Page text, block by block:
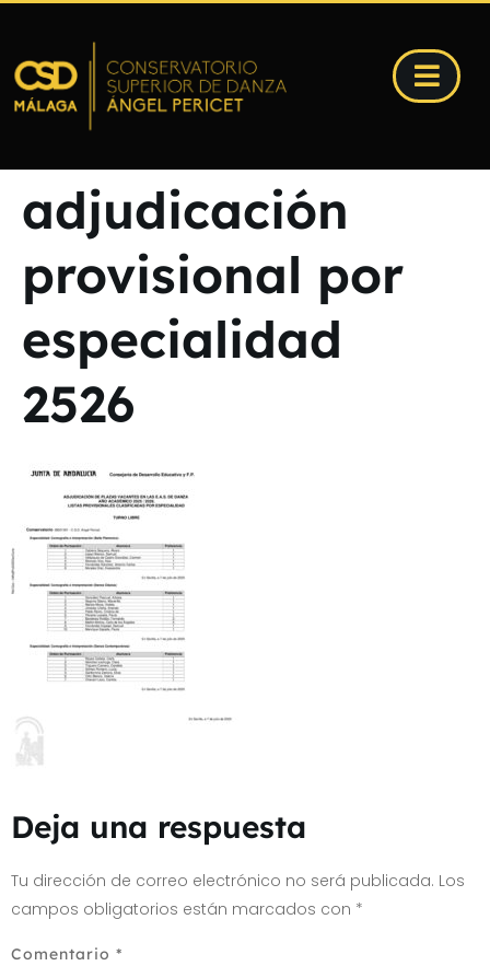
adjudicación
provisional por
especialidad
2526
Deja una respuesta
Tu dirección de correo electrónico no será publicada. Los
campos obligatorios están marcados con *
Comentario *